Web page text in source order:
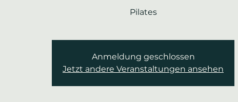
Pilates
Anmeldung geschlossen
Jetzt andere Veranstaltungen ansehen